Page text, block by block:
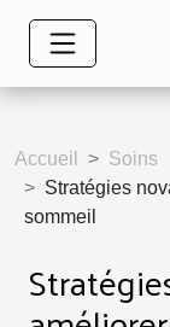
Accueil
Soins
Stratégies
sommeil